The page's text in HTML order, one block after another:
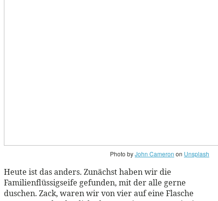
Photo byJohn Cameron on Unsplash
Heute ist das anders. Zunächst haben wir die
Familienflüssigseife gefunden, mit der alle gerne
duschen. Zack, waren wir von vier auf eine Flasche